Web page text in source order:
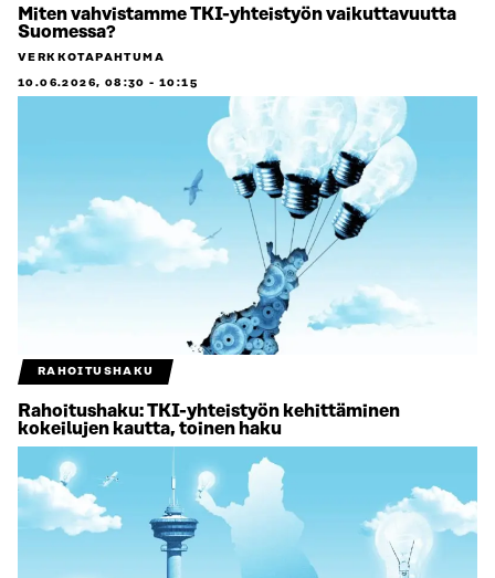
Miten vahvistamme TKI-yhteistyön vaikuttavuutta
Suomessa?
VERKKOTAPAHTUMA
10.06.2026, 08:30 -10:15
RAHOITUSHAKU
Rahoitushaku: TKI-yhteistyön kehittäminen
kokeilujen kautta, toinen haku